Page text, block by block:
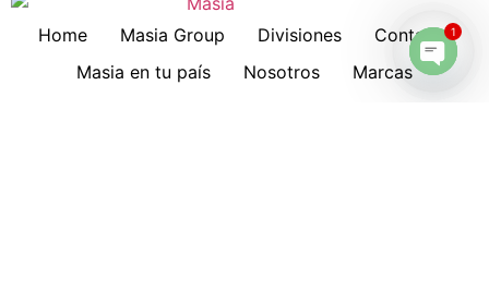
Home Masia Group Divisiones
Contacto
Masia en tu país
Nosotros
Marcas
1